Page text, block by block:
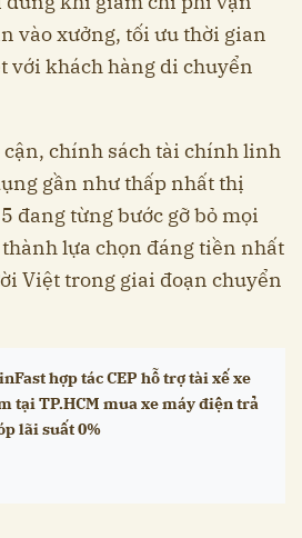
vào xưởng, tối ưu thời gian
với khách hàng di chuyển
cận, chính sách tài chính linh
gần như thấp nhất thị
đang từng bước gỡ bỏ mọi
lựa chọn đáng tiền nhất
Việt trong giai đoạn chuyển
hợp tác CEP hỗ trợ tài xế xe
tại TP.HCM mua xe máy điện trả
lãi suất 0%